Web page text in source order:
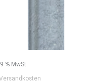
% MwSt.